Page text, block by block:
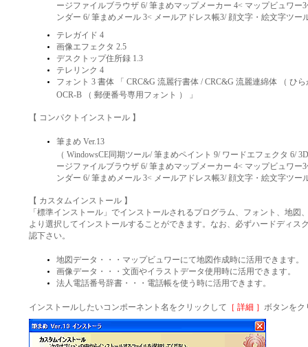
ージファイルブラウザ 6/ 筆まめマップメーカー 4< マップビュワー
ンダー 6/ 筆まめメール 3< メールアドレス帳3/ 顔文字・絵文字ツー
テレガイド 4
画像エフェクタ 2.5
デスクトップ住所録 1.3
テレリンク 4
フォント 3 書体 「 CRC&G 流麗行書体 / CRC&G 流麗連綿体 （ ひ
OCR-B （ 郵便番号専用フォント ） 」
【 コンパクトインストール 】
筆まめ Ver.13
（ WindowsCE同期ツール/ 筆まめペイント 9/ ワードエフェクタ 6/
ージファイルブラウザ 6/ 筆まめマップメーカー 4< マップビュワー
ンダー 6/ 筆まめメール 3< メールアドレス帳3/ 顔文字・絵文字ツー
【 カスタムインストール 】
「標準インストール」でインストールされるプログラム、フォント、地図
より選択してインストールすることができます。なお、必ずハードディス
認下さい。
地図データ・・・マップビュワーにて地図作成時に活用でき
画像データ・・・文面やイラストデータ使用時に活用できます。
法人電話番号辞書・・・電話帳を使う時に活用できます。
インストールしたいコンポーネント名をクリックして ［ 詳細 ］ ボタンをク